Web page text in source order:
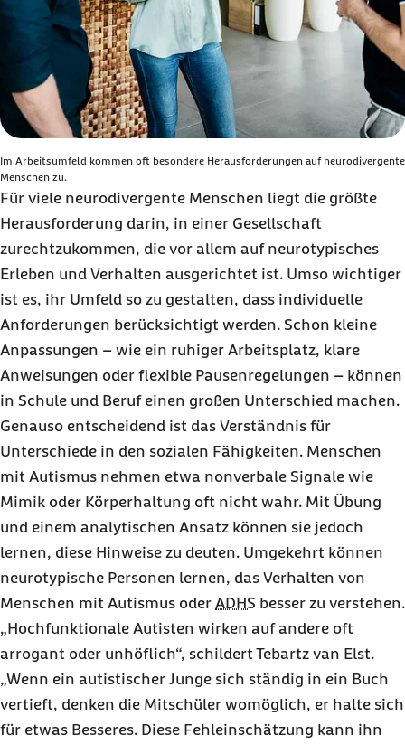
Im Arbeitsumfeld kommen oft besondere Herausforderungen auf neurodivergente
Menschen zu.
Für viele neurodivergente Menschen liegt die größte
Herausforderung darin, in einer Gesellschaft
zurechtzukommen, die vor allem auf neurotypisches
Erleben und Verhalten ausgerichtet ist. Umso wichtiger
ist es, ihr Umfeld so zu gestalten, dass individuelle
Anforderungen berücksichtigt werden. Schon kleine
Anpassungen – wie ein ruhiger Arbeitsplatz, klare
Anweisungen oder flexible Pausenregelungen – können
in Schule und Beruf einen großen Unterschied machen.
Genauso entscheidend ist das Verständnis für
Unterschiede in den sozialen Fähigkeiten. Menschen
mit Autismus nehmen etwa nonverbale Signale wie
Mimik oder Körperhaltung oft nicht wahr. Mit Übung
und einem analytischen Ansatz können sie jedoch
lernen, diese Hinweise zu deuten. Umgekehrt können
neurotypische Personen lernen, das Verhalten von
Menschen mit Autismus oder ADHS besser zu verstehen.
„Hochfunktionale Autisten wirken auf andere oft
arrogant oder unhöflich“, schildert Tebartz van Elst.
„Wenn ein autistischer Junge sich ständig in ein Buch
vertieft, denken die Mitschüler womöglich, er halte sich
für etwas Besseres. Diese Fehleinschätzung kann ihn